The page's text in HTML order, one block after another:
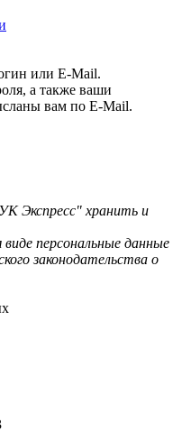
или E-Mail.
а также ваши
вам по E-Mail.
Экспресс" хранить и
персональные данные
законодательства о